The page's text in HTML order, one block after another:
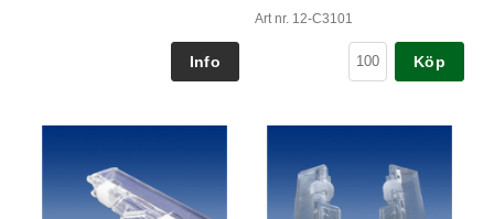
Art nr. 12-C3101
Köp